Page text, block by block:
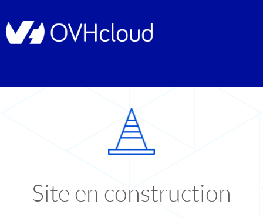
Site en construction